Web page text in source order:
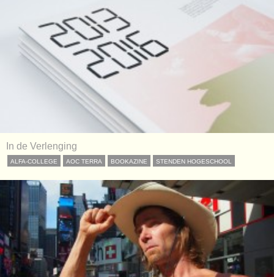
In de Verlenging
ALFA-COLLEGE AOC TERRA BOOKAZINE STENDEN HOGESCHOOL